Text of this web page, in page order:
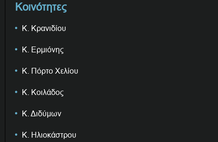
Κοινότητες
Κ. Κρανιδίου
Κ. Ερμιόνης
Κ. Πόρτο Χελίου
Κ. Κοιλάδος
Κ. Διδύμων
Κ. Ηλιοκάστρου